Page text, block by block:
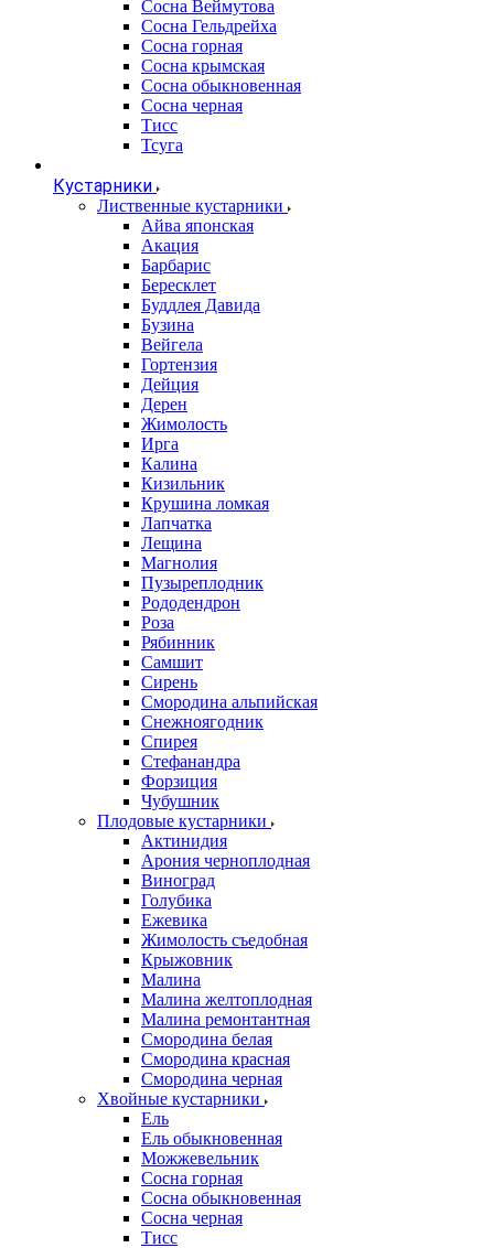
Сосна Веймутова
Сосна Гельдрейха
Сосна горная
Сосна крымская
Сосна обыкновенная
Сосна черная
Тисс
Тсуга
Кустарники
Лиственные кустарники
Айва японская
Акация
Барбарис
Бересклет
Буддлея Давида
Бузина
Вейгела
Гортензия
Дейция
Дерен
Жимолость
Ирга
Калина
Кизильник
Крушина ломкая
Лапчатка
Лещина
Магнолия
Пузыреплодник
Рододендрон
Роза
Рябинник
Самшит
Сирень
Смородина альпийская
Снежноягодник
Спирея
Стефанандра
Форзиция
Чубушник
Плодовые кустарники
Актинидия
Арония черноплодная
Виноград
Голубика
Ежевика
Жимолость съедобная
Крыжовник
Малина
Малина желтоплодная
Малина ремонтантная
Смородина белая
Смородина красная
Смородина черная
Хвойные кустарники
Ель
Ель обыкновенная
Можжевельник
Сосна горная
Сосна обыкновенная
Сосна черная
Тисс